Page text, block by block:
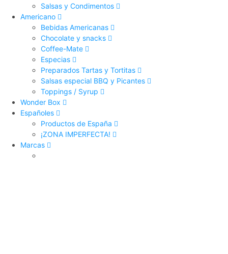
Salsas y Condimentos
Americano
Bebidas Americanas
Chocolate y snacks
Coffee-Mate
Especias
Preparados Tartas y Tortitas
Salsas especial BBQ y Picantes
Toppings / Syrup
Wonder Box
Españoles
Productos de España
¡ZONA IMPERFECTA!
Marcas